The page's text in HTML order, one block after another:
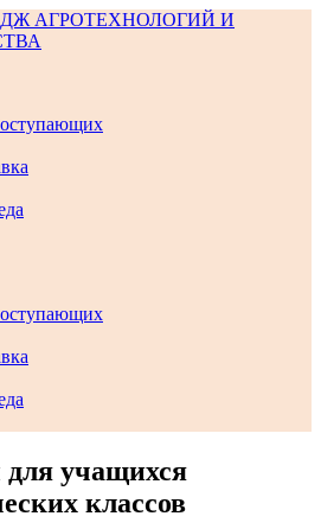
учащихся
классов